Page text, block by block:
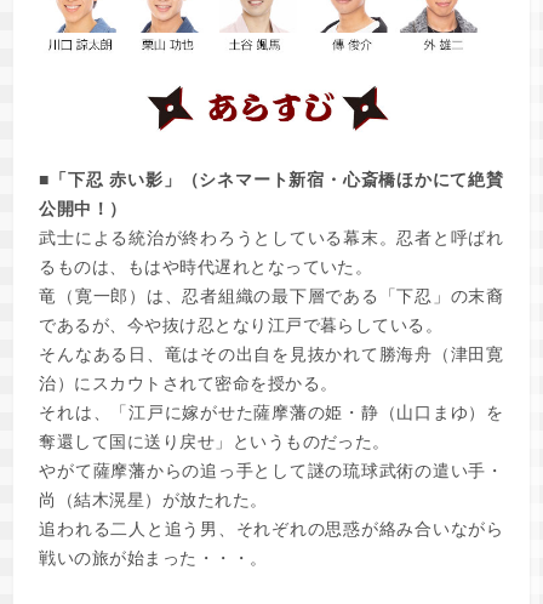
■「下忍 赤い影」（シネマート新宿・心斎橋ほかにて絶賛
公開中！）
武士による統治が終わろうとしている幕末。忍者と呼ばれ
るものは、もはや時代遅れとなっていた。
竜（寛一郎）は、忍者組織の最下層である「下忍」の末裔
であるが、今や抜け忍となり江戸で暮らしている。
そんなある日、竜はその出自を見抜かれて勝海舟（津田寛
治）にスカウトされて密命を授かる。
それは、「江戸に嫁がせた薩摩藩の姫・静（山口まゆ）を
奪還して国に送り戻せ」というものだった。
やがて薩摩藩からの追っ手として謎の琉球武術の遣い手・
尚（結木滉星）が放たれた。
追われる二人と追う男、それぞれの思惑が絡み合いながら
戦いの旅が始まった・・・。